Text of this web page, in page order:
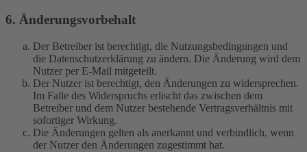
6. Änderungsvorbehalt
Der Betreiber ist berechtigt, die Nutzungsbedingungen und
die Datenschutzerklärung zu ändern. Die Änderung wird dem
Nutzer per E-Mail mitgeteilt.
Der Nutzer ist berechtigt, den Änderungen zu widersprechen.
Im Falle des Widerspruchs erlischt das zwischen dem
Betreiber und dem Nutzer bestehende Vertragsverhältnis mit
sofortiger Wirkung.
Die Änderungen gelten als anerkannt und verbindlich, wenn
der Nutzer den Änderungen zugestimmt hat.